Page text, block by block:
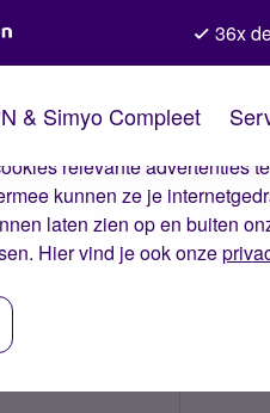
zorgen wij ervoor dat je
relevante advertenties
kunnen ze je
laten zien op en buiten
Hier vind je ook onze
36x
& Simyo Compleet